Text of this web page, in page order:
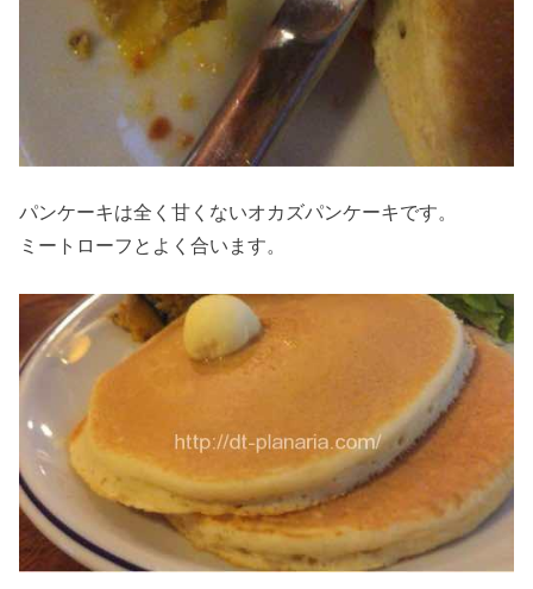
パンケーキは全く甘くないオカズパンケーキです。
ミートローフとよく合います。